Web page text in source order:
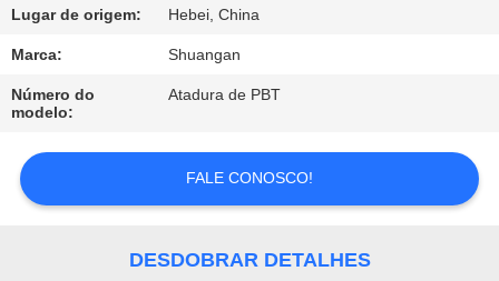
DA
QUALIDADE
CONTACTE-
NOS
Lugar de origem: Hebei, China
Marca: Shuangan
Número do
modelo:
Atadura de PBT
FALE CONOSCO!
DESDOBRAR DETALHES